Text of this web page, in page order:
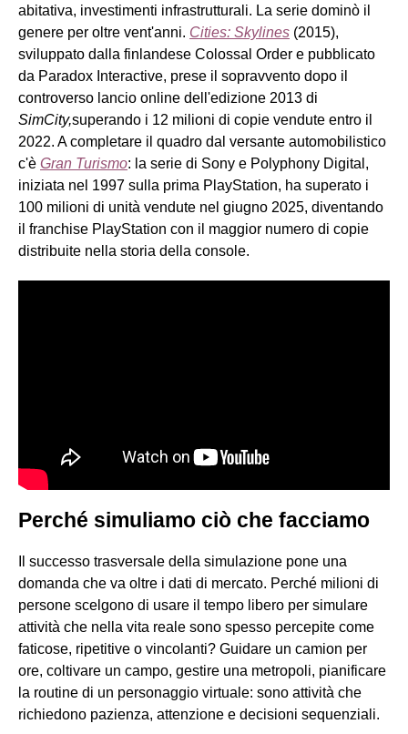
abitativa, investimenti infrastrutturali. La serie dominò il
genere per oltre vent'anni. Cities: Skylines (2015),
sviluppato dalla finlandese Colossal Order e pubblicato
da Paradox Interactive, prese il sopravvento dopo il
controverso lancio online dell'edizione 2013 di
SimCity,superando i 12 milioni di copie vendute entro il
2022. A completare il quadro dal versante automobilistico
c'è Gran Turismo: la serie di Sony e Polyphony Digital,
iniziata nel 1997 sulla prima PlayStation, ha superato i
100 milioni di unità vendute nel giugno 2025, diventando
il franchise PlayStation con il maggior numero di copie
distribuite nella storia della console.
Perché simuliamo ciò che facciamo
Il successo trasversale della simulazione pone una
domanda che va oltre i dati di mercato. Perché milioni di
persone scelgono di usare il tempo libero per simulare
attività che nella vita reale sono spesso percepite come
faticose, ripetitive o vincolanti? Guidare un camion per
ore, coltivare un campo, gestire una metropoli, pianificare
la routine di un personaggio virtuale: sono attività che
richiedono pazienza, attenzione e decisioni sequenziali.